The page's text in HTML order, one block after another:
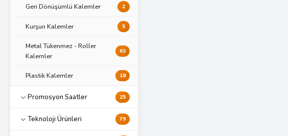
Geri Dönüşümlü Kalemler 2
Kurşun Kalemler 5
Metal Tükenmez - Roller
Kalemler
63
Plastik Kalemler 18
Promosyon Saatler 25
Teknoloji Ürünleri 79